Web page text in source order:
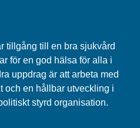
tillgång till en bra sjukvård
för en god hälsa för alla i
uppdrag är att arbeta med
och en hållbar utveckling i
styrd organisation.